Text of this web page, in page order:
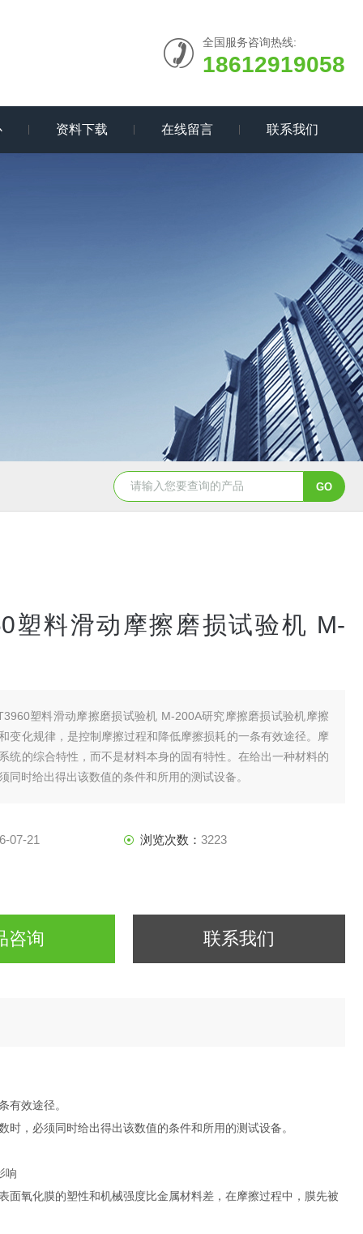
全国服务咨询热线:
18612919058
资料下载 在线留言 联系我们
塑料滑动摩擦磨损试验机 M-
塑料滑动摩擦磨损试验机 M-200A研究摩擦磨损试验机摩擦
变化规律，是控制摩擦过程和降低摩擦损耗的一条有效途径。摩
统的综合特性，而不是材料本身的固有特性。在给出一种材料的
同时给出得出该数值的条件和所用的测试设备。
07-21 浏览次数： 3223
咨询 联系我们
有效途径。
，必须同时给出得出该数值的条件和所用的测试设备。
响
氧化膜的塑性和机械强度比金属材料差，在摩擦过程中，膜先被